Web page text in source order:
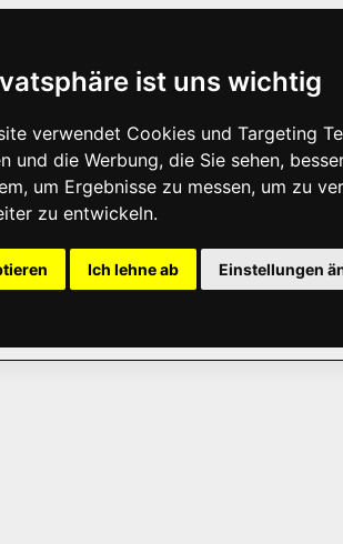
ist uns wichtig
verwendet Cookies und Targeting
und die Werbung, die Sie sehen,
um Ergebnisse zu messen, um zu
zu entwickeln.
Ich lehne ab Einstellungen